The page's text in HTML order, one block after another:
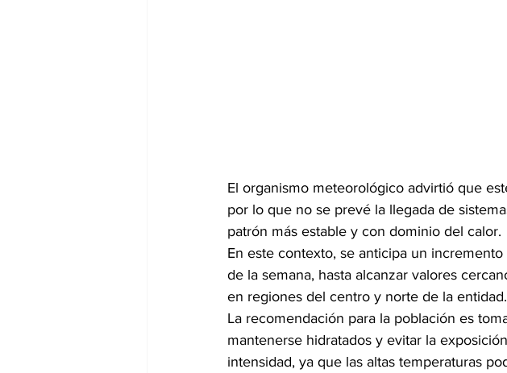
El organismo meteorológico advirtió que
por lo que no se prevé la llegada de
patrón más estable y con dominio del calor.
En este contexto, se anticipa un
de la semana, hasta alcanzar valores
en regiones del centro y norte de la entidad.
La recomendación para la población es
mantenerse hidratados y evitar la
intensidad, ya que las altas temperaturas